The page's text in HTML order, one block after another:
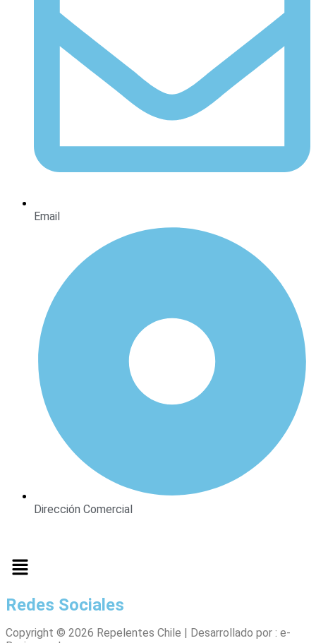
Email
Dirección Comercial
Redes Sociales
Copyright © 2026 Repelentes Chile | Desarrollado por : e-